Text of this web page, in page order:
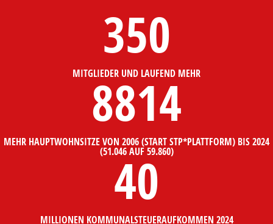
350
MITGLIEDER UND LAUFEND MEHR
8814
MEHR HAUPTWOHNSITZE VON 2006 (START STP*PLATTFORM) BIS 2024
(51.046 AUF 59.860)
40
MILLIONEN KOMMUNALSTEUERAUFKOMMEN 2024